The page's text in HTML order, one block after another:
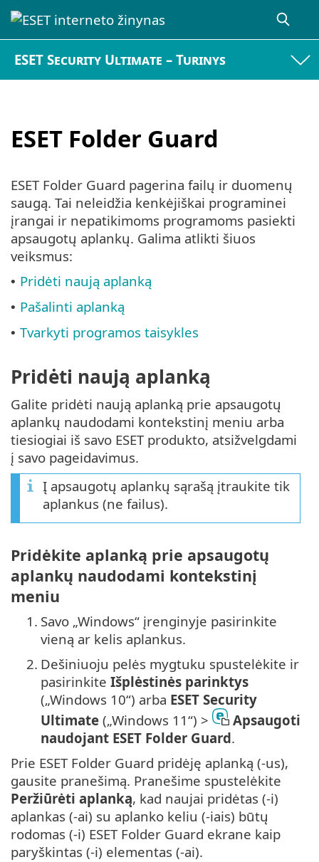
ESET Security Ultimate – Turinys
ESET Folder Guard
ESET Folder Guard pagerina failų ir duomenų
saugą. Tai neleidžia kenkėjiškai programinei
įrangai ir nepatikimoms programoms pasiekti
apsaugotų aplankų. Galima atlikti šiuos
veiksmus:
• Pridėti naują aplanką
• Pašalinti aplanką
• Tvarkyti programos taisykles
Pridėti naują aplanką
Galite pridėti naują aplanką prie apsaugotų
aplankų naudodami kontekstinį meniu arba
tiesiogiai iš savo ESET produkto, atsižvelgdami
į savo pageidavimus.
Į apsaugotų aplankų sąrašą įtraukite tik
aplankus (ne failus).
Pridėkite aplanką prie apsaugotų
aplankų naudodami kontekstinį
meniu
1. Savo „Windows“ įrenginyje pasirinkite
vieną ar kelis aplankus.
2. Dešiniuoju pelės mygtuku spustelėkite ir
pasirinkite Išplėstinės parinktys
(„Windows 10“) arba ESET Security
Ultimate („Windows 11“) >
Apsaugoti
naudojant ESET Folder Guard.
Prie ESET Folder Guard pridėję aplanką (-us),
gausite pranešimą. Pranešime spustelėkite
Peržiūrėti aplanką, kad naujai pridėtas (-i)
aplankas (-ai) su aplanko keliu (-iais) būtų
rodomas (-i) ESET Folder Guard ekrane kaip
paryškintas (-i) elementas (-ai).